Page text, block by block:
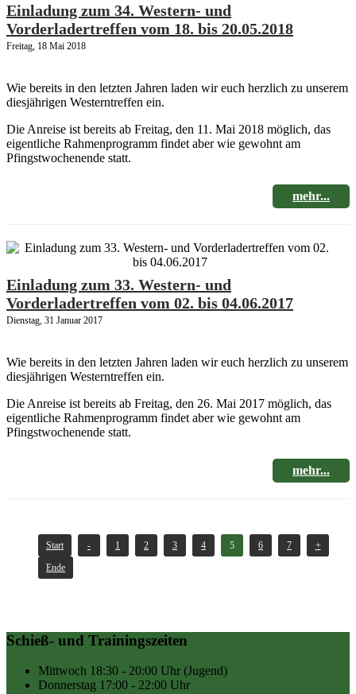
Einladung zum 34. Western- und
Vorderladertreffen vom 18. bis 20.05.2018
Freitag, 18 Mai 2018
Wie bereits in den letzten Jahren laden wir euch herzlich zu unserem
diesjährigen Westerntreffen ein.
Die Anreise ist bereits ab Freitag, den 11. Mai 2018 möglich, das
eigentliche Rahmenprogramm findet aber wie gewohnt am
Pfingstwochenende statt.
mehr...
Einladung zum 33. Western- und
Vorderladertreffen vom 02. bis 04.06.2017
Dienstag, 31 Januar 2017
Wie bereits in den letzten Jahren laden wir euch herzlich zu unserem
diesjährigen Westerntreffen ein.
Die Anreise ist bereits ab Freitag, den 26. Mai 2017 möglich, das
eigentliche Rahmenprogramm findet aber wie gewohnt am
Pfingstwochenende statt.
mehr...
Start - 1 2 3 4 5 6 7
+
Ende
Schieß- und Trainingszeiten
Mittwoch 18:30 - 20:00 Uhr (Jugend)
Donnerstag 17:00 - 22:00 Uhr